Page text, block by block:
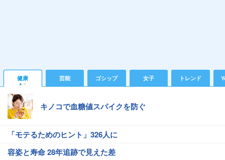
健康 芸能 ゴシップ 女子 トレンド
キノコで血糖値スパイクを防ぐ
「モテるためのヒント」326人に
容姿と寿命 28年追跡で見えた差